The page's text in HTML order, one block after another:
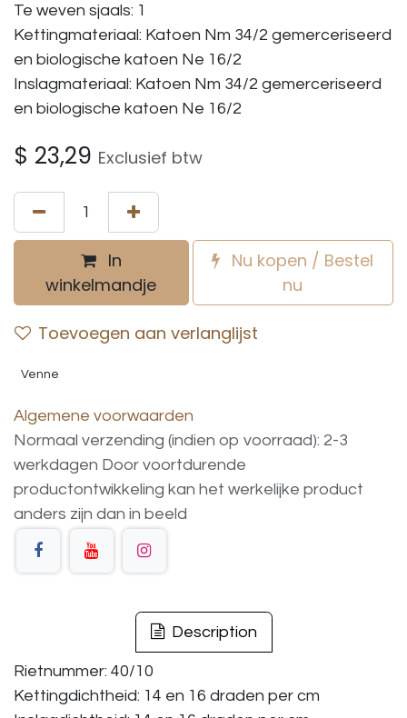
Te weven sjaals: 1
Kettingmateriaal: Katoen Nm 34/2 gemerceriseerd
en biologische katoen Ne 16/2
Inslagmateriaal: Katoen Nm 34/2 gemerceriseerd
en biologische katoen Ne 16/2
$ 23,29 Exclusief btw
In
winkelmandje
Nu kopen / Bestel
nu
Toevoegen aan verlanglijst
Venne
Algemene voorwaarden
Normaal verzending (indien op voorraad): 2-3
werkdagen Door voortdurende
productontwikkeling kan het werkelijke product
anders zijn dan in beeld
Description
Rietnummer: 40/10
Kettingdichtheid: 14 en 16 draden per cm